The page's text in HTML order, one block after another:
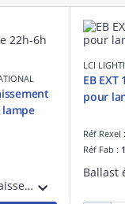
Ballast électronique avec abaissement de puissance de 22h à 6h pour lampe sodium haute pression 60W.
LCI
EB
pour
Réf Rexel :
Réf Fab :